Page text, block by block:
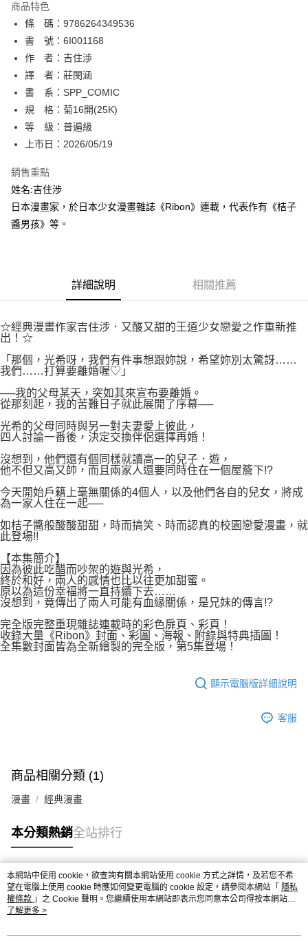
相關說明
【關於「AFTEE先享後付」】
AFTEE先享後付是「在收到商品之後才付款」的支付方式。 讓您購物簡單
便利好安心！
１．簡單：不需註冊會員、不需綁卡、不需儲值。
２．便利：只要手機號碼，簡訊認證，即可結帳。
３．安心：先確認商品／服務後，再付款。
【「AFTEE先享後付」結帳流程】
１．於結帳方式選擇「AFTEE先享後付」後，將跳轉至「AFTEE先享後付」
結帳頁面，進行簡訊認證並確認金額後，即可完成結帳。
２．訂單成立數日內，您將收到繳費通知簡訊。
ATM／網路銀行／等多元方式進行付款，方視為交易完成。
※ 請注意：結帳手續完成當下不需立刻繳費，但若您需要取消訂單，請聯絡
購買商品的店家。未經商家同意取消之訂單仍視為有效，需透過AFTEE先享
後付繳納相關費用。
※ 交易是否成功請以「AFTEE先享後付 」之結帳頁面顯示為準，若有關於
１．透過由恩沛科技股份有限公司提供之「AFTEE先享後付」服務完成之交
易，需依本服務之必要範圍內提供個人資料，並將交易相關給付款項請求債
２．關於個人資料處理事宜，請瀏覽以下網址：
https://aftee.tw/terms/#terms3
「AFTEE先享後付」，若未經同意申辦者引起之損失，本公司不負相關責
任。
４．使用「AFTEE先享後付」時，將依據個別帳號之用戶狀況，依本公司即
時審查核予不同之上限額度；若仍有額度不足之情形，本公司將視審查結果
請求用戶進行身份認證。
５．嚴禁一人註冊多個帳號或使用他人資訊註冊。若發現惡意使用之情形，
恩沛科技股份有限公司將有權停止該用戶之使用額度並採取法律行動。
ATM付款
運送方式
全家取貨付款
每筆NT$80，滿NT$500(含以上)免運費
付款後全家取貨
每筆NT$80，滿NT$500(含以上)免運費
付款後萊爾富取貨
每筆NT$80，滿NT$500(含以上)免運費
每筆NT$80，滿NT$500(含以上)免運費
宅配
每筆NT$100，滿NT$800(含以上)免運費
國家/地區配送
商品特色
條 碼：9786264349536
書 號：6I001168
作 者：吉住渉
譯 者：莊閔涵
書 系：SPP_COMIC
規 格：菊16開(25K)
等 級：普遍級
上市日：2026/05/19
銷售重點
姓名:吉住渉
日本漫畫家，於日本少女漫畫雜誌《Ribon》連載，代表作有《桔子
醬男孩》等。
詳細說明 相關推薦
☆經典漫畫作家吉住涉．又酸又甜的王道少女戀愛之作重新推
出！☆
「那個，光希呀，我們有件事想跟妳說，希望妳別太驚訝……
我們……打算要離婚喔♡」
──我的父母某天，突如其來宣布要離婚。
從那刻起，我的苦難日子就此展開了序幕──
光希的父母同時與另一對夫妻愛上彼此，
四人討論一番後，決定交換伴侶選擇再婚！
沒想到，他們還有個同樣就讀高一的兒子．遊，
他不但又高又帥，而且兩家人還要同時住在一個屋簷下!?
今天開始戶籍上毫無關係的4個人，以及他們各自的兒女，將成
為一家人住在一起──
如桔子醬般酸酸甜甜，時而搞笑、時而認真的校園戀愛漫畫，就
此登場!!
【本集簡介】
因為彼此吃醋而吵架的遊與光希，
終於和好，兩人的感情也比以往更加甜蜜。
原以為這份幸福將一直持續下去……
沒想到，竟傳出了兩人可能有血緣關係，是兄妹的傳言!?
完全版完整重現雜誌連載時的彩色扉頁、彩頁！
收錄大量《Ribon》封面、彩圖、海報、附錄與特典插圖！
全集數封面皆為全新繪製的完全版，第5集登場！
顯示電腦版詳細說明
客服
商品相關分類 (1)
漫畫 經典漫畫
本分類熱銷全站排行
熱門標籤
本網站中使用 cookie，欲查詢有關本網站使用 cookie 方式之詳情，及若您不希
望在電腦上使用 cookie 時應如何變更電腦的 cookie 設定，請參閱本網站「 隱私
權條款 」之 Cookie 聲明。您繼續使用本網站即表示您同意本公司得按本網站使
用條款之 Cookie 聲明使用 cookie。
了解更多 >